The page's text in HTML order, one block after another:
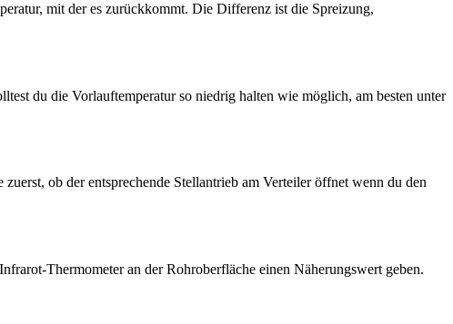
mit der es zurückkommt. Die Differenz ist die Spreizung,
du die Vorlauftemperatur so niedrig halten wie möglich, am besten unter
ob der entsprechende Stellantrieb am Verteiler öffnet wenn du den
Thermometer an der Rohroberfläche einen Näherungswert geben.